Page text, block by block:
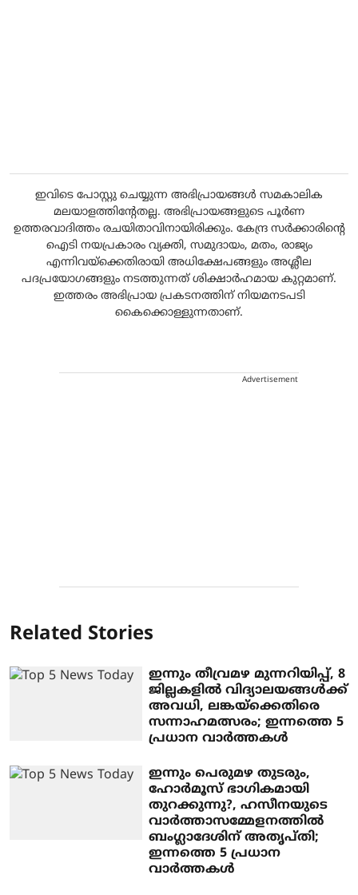
ഇവിടെ പോസ്റ്റു ചെയ്യുന്ന അഭിപ്രായങ്ങൾ സമകാലിക
മലയാളത്തിന്റേതല്ല. അഭിപ്രായങ്ങളുടെ പൂർണ
ഉത്തരവാദിത്തം രചയിതാവിനായിരിക്കും. കേന്ദ്ര സർക്കാരിന്റെ
ഐടി നയപ്രകാരം വ്യക്തി, സമുദായം, മതം, രാജ്യം
എന്നിവയ്ക്കെതിരായി അധിക്ഷേപങ്ങളും അശ്ലീല
പദപ്രയോഗങ്ങളും നടത്തുന്നത് ശിക്ഷാർഹമായ കുറ്റമാണ്.
ഇത്തരം അഭിപ്രായ പ്രകടനത്തിന് നിയമനടപടി
കൈക്കൊള്ളുന്നതാണ്.
Advertisement
Related Stories
ഇന്നും തീവ്രമഴ മുന്നറിയിപ്പ്, 8
ജില്ലകളില്‍ വിദ്യാലയങ്ങൾക്ക്
അവധി, ലങ്കയ്‌ക്കെതിരെ
സന്നാഹമത്സരം; ഇന്നത്തെ 5
പ്രധാന വാര്‍ത്തകള്‍
ഇന്നും പെരുമഴ തുടരും,
ഹോര്‍മൂസ് ഭാഗികമായി
തുറക്കുന്നു?, ഹസീനയുടെ
വാര്‍ത്താസമ്മേളനത്തില്‍
ബംഗ്ലാദേശിന് അതൃപ്തി;
ഇന്നത്തെ 5 പ്രധാന
വാര്‍ത്തകള്‍